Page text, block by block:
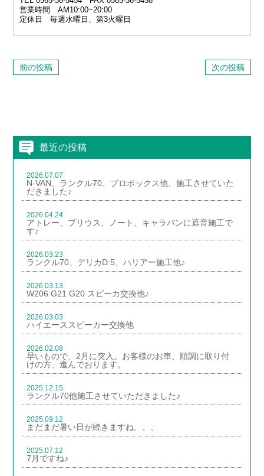
営業時間 AM10:00~20:00
定休日 毎週水曜日、第3火曜日
次の投稿
前の投稿
最近の投稿
2026.07.07
N-VAN、ランクル70、プロボックス他、施工させていた
だきました♪
2026.04.24
アトレー、プリウス、ノート、キャラバンに遮音施工で
す♪
2026.03.23
ランクル70、デリカD:5、ハリアー施工他♪
2026.03.13
W206 G21 G20 スピーカ交換他♪
2026.03.03
ハイエーススピーカー交換他
2026.02.08
早いもので、2月に突入。お客様のお車、順調に取り付
けの方、進んでおります。
2025.12.15
ランクル70他施工させていただきました♪
2025.09.12
まだまだ暑い日が続きますね、、、
2025.07.12
7月ですね♪